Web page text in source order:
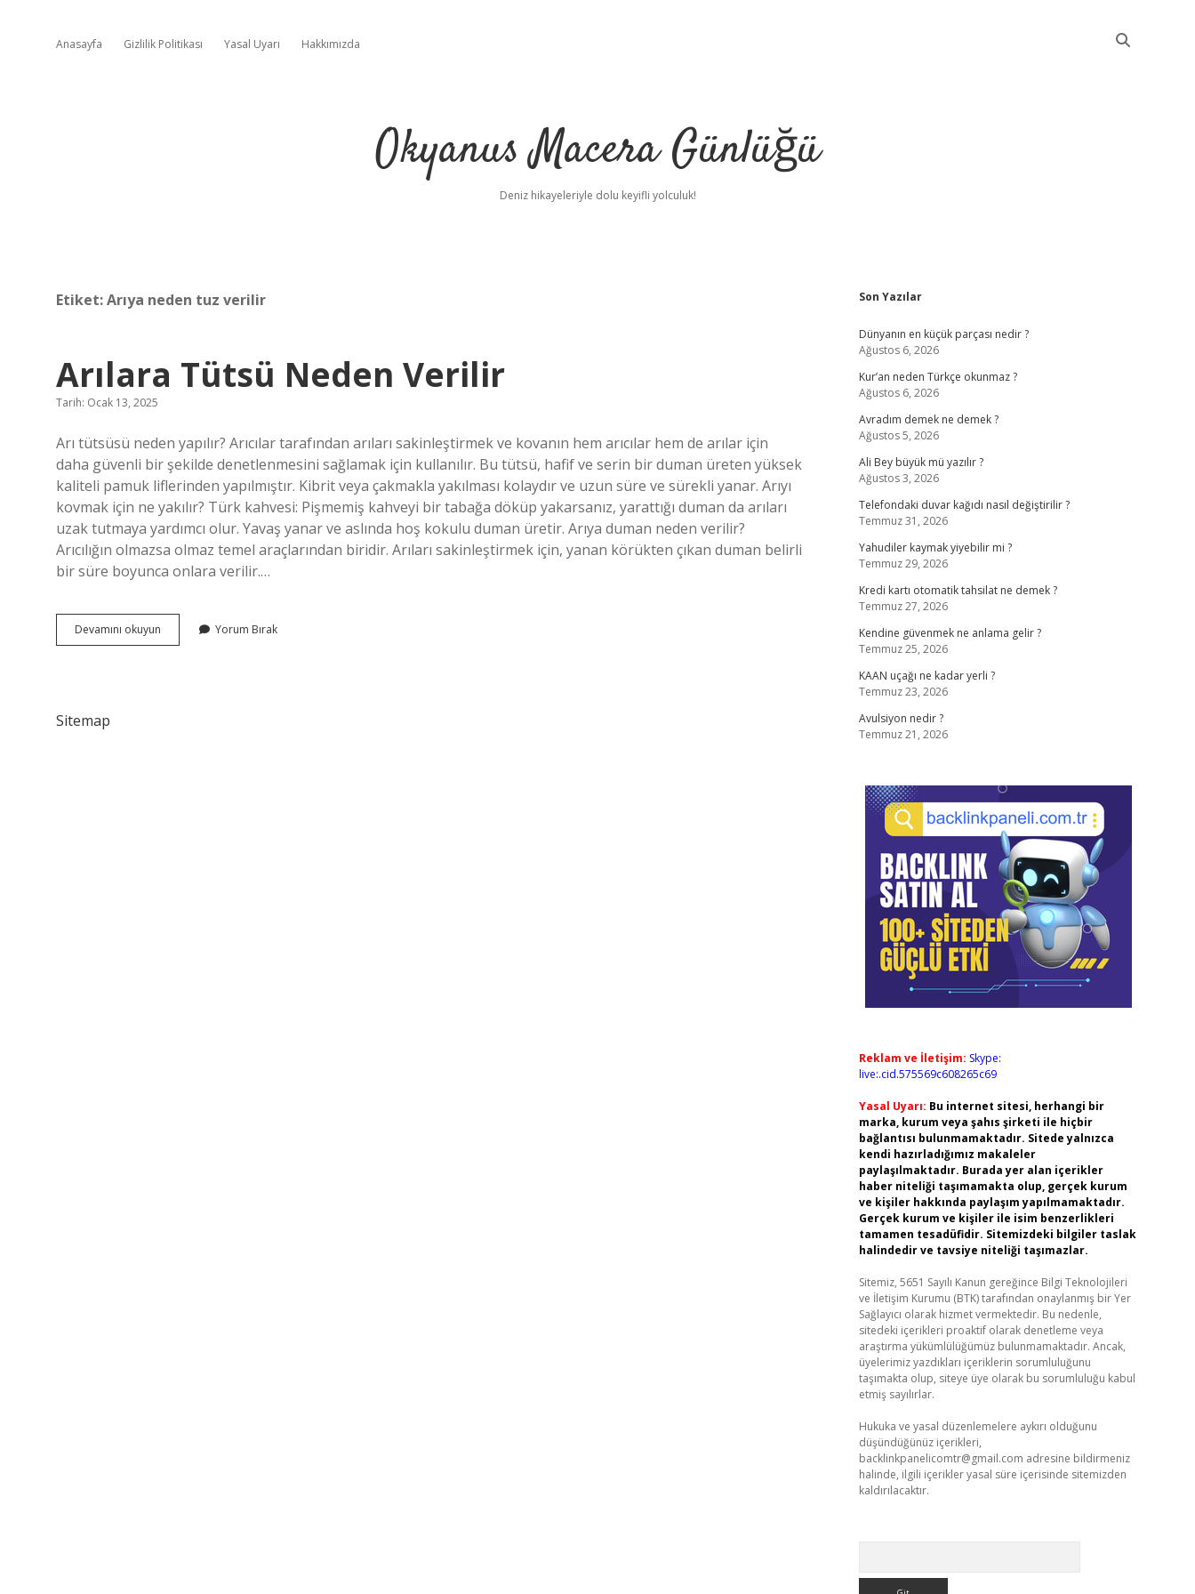
Anasayfa Gizlilik Politikası Yasal Uyarı Hakkımızda
Okyanus Macera Günlüğü
Deniz hikayeleriyle dolu keyifli yolculuk!
Etiket:Arıya neden tuz verilir
Arılara Tütsü Neden Verilir
Tarih: Ocak 13, 2025
Arı tütsüsü neden yapılır? Arıcılar tarafından arıları sakinleştirmek ve kovanın hem arıcılar hem de arılar için
daha güvenli bir şekilde denetlenmesini sağlamak için kullanılır. Bu tütsü, hafif ve serin bir duman üreten yüksek
kaliteli pamuk liflerinden yapılmıştır. Kibrit veya çakmakla yakılması kolaydır ve uzun süre ve sürekli yanar. Arıyı
kovmak için ne yakılır? Türk kahvesi: Pişmemiş kahveyi bir tabağa döküp yakarsanız, yarattığı duman da arıları
uzak tutmaya yardımcı olur. Yavaş yanar ve aslında hoş kokulu duman üretir. Arıya duman neden verilir?
Arıcılığın olmazsa olmaz temel araçlarından biridir. Arıları sakinleştirmek için, yanan körükten çıkan duman belirli
bir süre boyunca onlara verilir.…
Devamını okuyun
Tütsü
Yorum Bırak
Sitemap
Sidebar
Son Yazılar
Dünyanın en küçük parçası nedir ?
Ağustos 6, 2026
Kur’an neden Türkçe okunmaz ?
Ağustos 6, 2026
Avradım demek ne demek ?
Ağustos 5, 2026
Ali Bey büyük mü yazılır ?
Ağustos 3, 2026
Telefondaki duvar kağıdı nasıl değiştirilir ?
Temmuz 31, 2026
Yahudiler kaymak yiyebilir mi ?
Temmuz 29, 2026
Kredi kartı otomatik tahsilat ne demek ?
Temmuz 27, 2026
Kendine güvenmek ne anlama gelir ?
Temmuz 25, 2026
KAAN uçağı ne kadar yerli ?
Temmuz 23, 2026
Avulsiyon nedir ?
Temmuz 21, 2026
Reklam ve İletişim: Skype:
live:.cid.575569c608265c69
Yasal Uyarı: Bu internet sitesi, herhangi bir
marka, kurum veya şahıs şirketi ile hiçbir
bağlantısı bulunmamaktadır. Sitede yalnızca
kendi hazırladığımız makaleler
paylaşılmaktadır. Burada yer alan içerikler
haber niteliği taşımamakta olup, gerçek kurum
ve kişiler hakkında paylaşım yapılmamaktadır.
Gerçek kurum ve kişiler ile isim benzerlikleri
tamamen tesadüfidir. Sitemizdeki bilgiler taslak
halindedir ve tavsiye niteliği taşımazlar.
Sitemiz, 5651 Sayılı Kanun gereğince Bilgi Teknolojileri
ve İletişim Kurumu (BTK) tarafından onaylanmış bir Yer
Sağlayıcı olarak hizmet vermektedir. Bu nedenle,
sitedeki içerikleri proaktif olarak denetleme veya
araştırma yükümlülüğümüz bulunmamaktadır. Ancak,
üyelerimiz yazdıkları içeriklerin sorumluluğunu
taşımakta olup, siteye üye olarak bu sorumluluğu kabul
etmiş sayılırlar.
Hukuka ve yasal düzenlemelere aykırı olduğunu
düşündüğünüz içerikleri,
backlinkpanelicomtr@gmail.com adresine bildirmeniz
halinde, ilgili içerikler yasal süre içerisinde sitemizden
kaldırılacaktır.